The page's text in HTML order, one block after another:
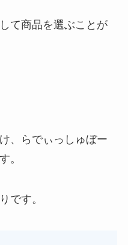
て商品を選ぶことが
、らでぃっしゅぼー
。
です。